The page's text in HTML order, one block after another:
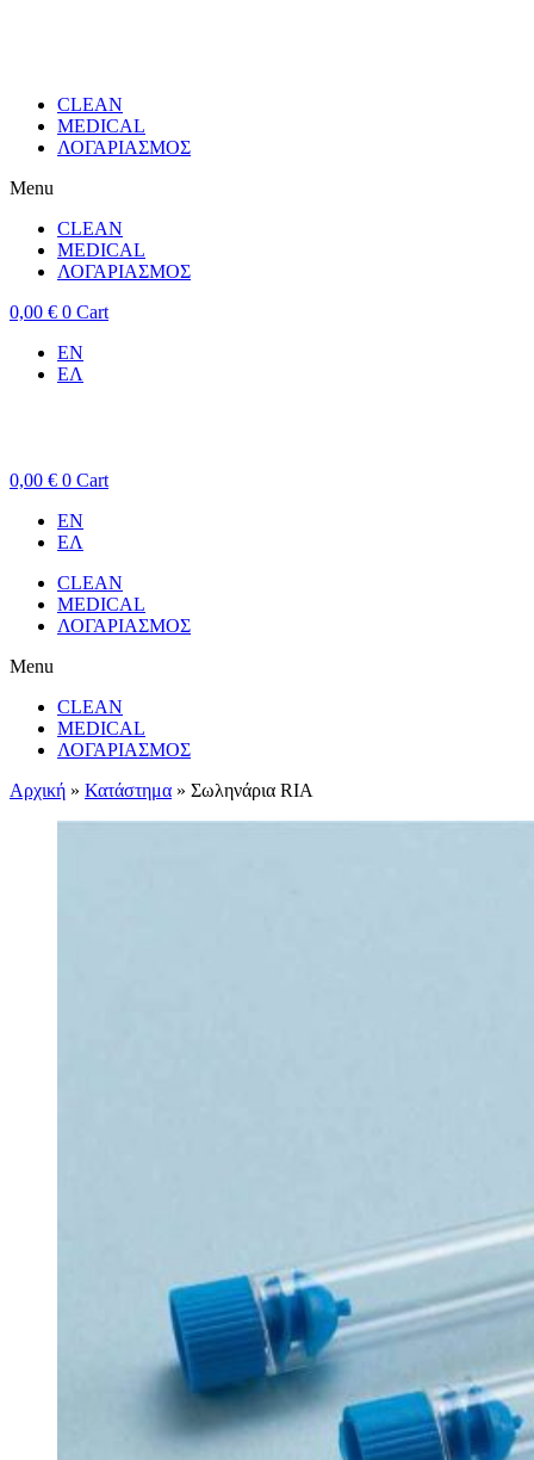
CLEAN
MEDICAL
ΛΟΓΑΡΙΑΣΜΟΣ
Menu
CLEAN
MEDICAL
ΛΟΓΑΡΙΑΣΜΟΣ
0,00 € 0 Cart
EN
ΕΛ
0,00 € 0 Cart
EN
ΕΛ
CLEAN
MEDICAL
ΛΟΓΑΡΙΑΣΜΟΣ
Menu
CLEAN
MEDICAL
ΛΟΓΑΡΙΑΣΜΟΣ
Αρχική » Κατάστημα » Σωληνάρια RIA